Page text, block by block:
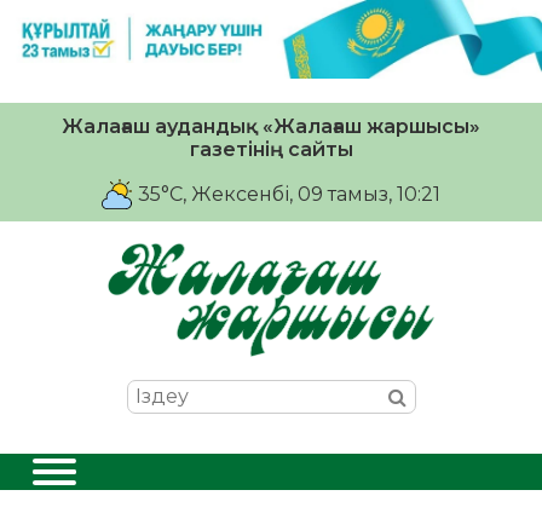
Жалағаш аудандық «Жалағаш жаршысы»
газетінің сайты
35°C, Жексенбі, 09 тамыз, 10:21